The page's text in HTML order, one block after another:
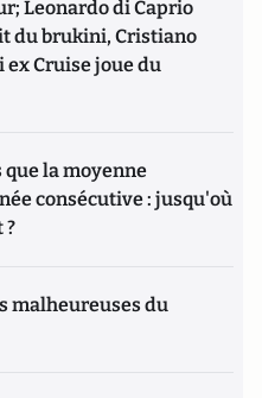
Leonardo di Caprio
du brukini, Cristiano
Cruise joue du
la moyenne
consécutive : jusqu'où
?
malheureuses du